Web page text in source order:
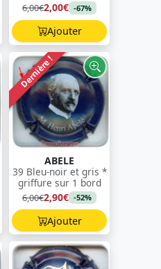
6,00€2,00€ -67%
Ajouter
Dernière !
ABELE
39 Bleu-noir et gris *
griffure sur 1 bord
6,00€2,90€ -52%
Ajouter